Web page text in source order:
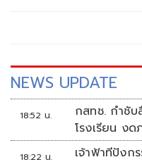
NEWS UPDATE
18:52 น.
กสทช. กำชับ
โรงเรียน งด
เลียนแบบ
18:22 น.
เจ้าฟ้าทีปังก